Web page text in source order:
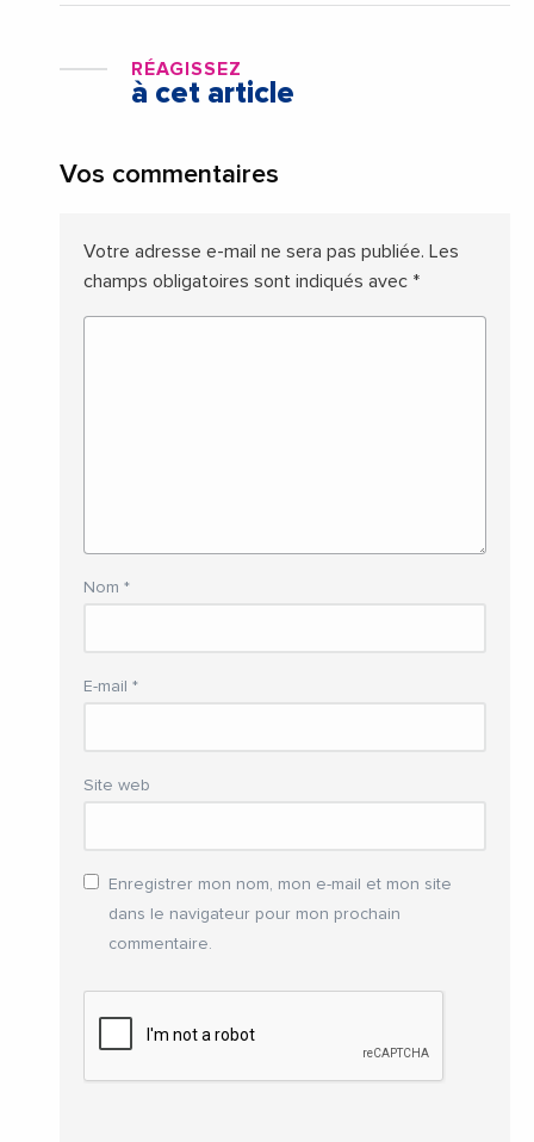
RÉAGISSEZ
à cet article
Vos commentaires
Votre adresse e-mail ne sera pas publiée. Les
champs obligatoires sont indiqués avec *
Nom *
E-mail *
Site web
Enregistrer mon nom, mon e-mail et mon site
dans le navigateur pour mon prochain
commentaire.